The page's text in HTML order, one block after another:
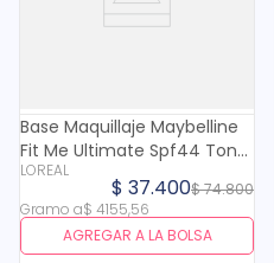
Base Maquillaje Maybelline
Fit Me Ultimate Spf44 Tono
128 X 9 Gr
LOREAL
$74.800
$ 37.400
Gramo a$ 4155,56
AGREGAR A LA BOLSA